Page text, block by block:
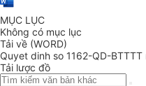
MỤC LỤC
Không có mục lục
Tải về (WORD)
Quyet dinh so 1162-QD-
Tải lược đồ